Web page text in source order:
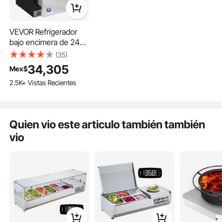
inoxidable, ETL
VEVOR Refrigerador
bajo encimera de 24
pulgadas, refrigerador
de 2 cajones con
diferente temperatura,
4.87 pies cúbicos.
interiores y exteriores,
resistente al agua, de
(35)
Mex$34,305
2.5K+ Vistas Recientes
Quien vio este articulo también también
vio